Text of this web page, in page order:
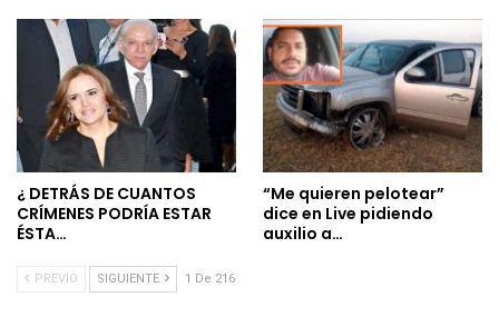
¿ DETRÁS DE CUANTOS
CRÍMENES PODRÍA ESTAR
ÉSTA…
“Me quieren pelotear”
dice en Live pidiendo
auxilio a…
PREVIO SIGUIENTE 1 De 216